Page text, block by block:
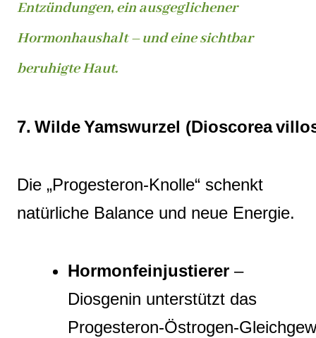
Entzündungen, ein ausgeglichener
Hormonhaushalt – und eine sichtbar
beruhigte Haut.
7. Wilde Yamswurzel (Dioscorea
Die „Progesteron‑Knolle“ schenkt
natürliche Balance und neue Energie.
Hormonfeinjustierer–
Diosgenin unterstützt das